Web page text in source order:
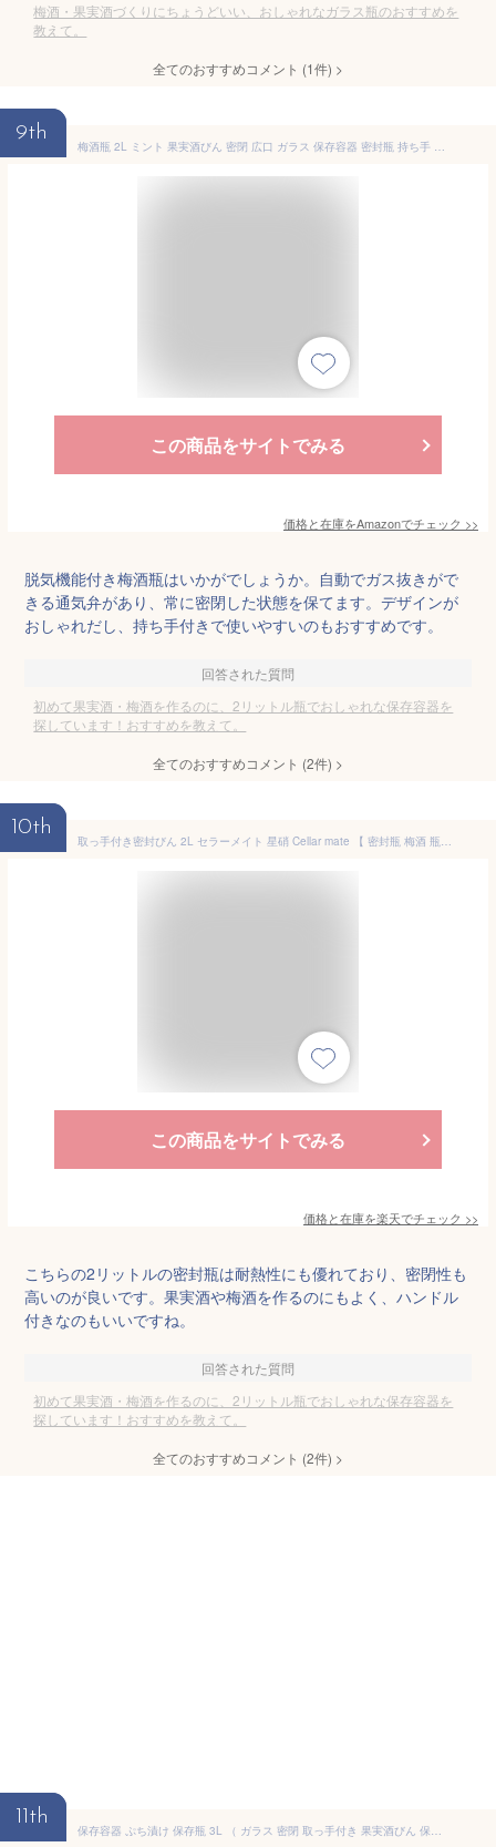
梅酒・果実酒づくりにちょうどいい、おしゃれなガラス瓶のおすすめを
教えて。
全てのおすすめコメント (1件) >
9th
梅酒瓶 2L ミント 果実酒びん 密閉 広口 ガラス 保存容器 密封瓶 持ち手 注ぎ口付き 広口 漏れ防止 発酵対応 大容量 梅酒 梅ジュース 梅シロップ 梅干し 手作り 保存瓶 密閉保存容器 瓶 脱気 容器 キャニスター 霜山
この商品をサイトでみる
価格と在庫をAmazonでチェック >>
脱気機能付き梅酒瓶はいかがでしょうか。自動でガス抜きがで
きる通気弁があり、常に密閉した状態を保てます。デザインが
おしゃれだし、持ち手付きで使いやすいのもおすすめです。
回答された質問
初めて果実酒・梅酒を作るのに、2リットル瓶でおしゃれな保存容器を
探しています！おすすめを教えて。
全てのおすすめコメント (2件) >
10th
取っ手付き密封びん 2L セラーメイト 星硝 Cellar mate 【 密封瓶 梅酒 瓶 果実酒 梅瓶 ガラス瓶 蓋付 保存容器 2リットル 保存瓶 耐熱 日本製 】
この商品をサイトでみる
価格と在庫を楽天でチェック >>
こちらの2リットルの密封瓶は耐熱性にも優れており、密閉性も
高いのが良いです。果実酒や梅酒を作るのにもよく、ハンドル
付きなのもいいですね。
回答された質問
初めて果実酒・梅酒を作るのに、2リットル瓶でおしゃれな保存容器を
探しています！おすすめを教えて。
全てのおすすめコメント (2件) >
11th
保存容器 ぷち漬け 保存瓶 3L （ ガラス 密閉 取っ手付き 果実酒びん 保存びん 梅酒びん 梅酒ビン 梅酒容器 梅酒瓶 果実酒ビン ガラス瓶 3000ml 漬物容器 らっきょうびん らっきょう漬け ガラス製 瓶 びん ビン 梅酒 果実酒 ）